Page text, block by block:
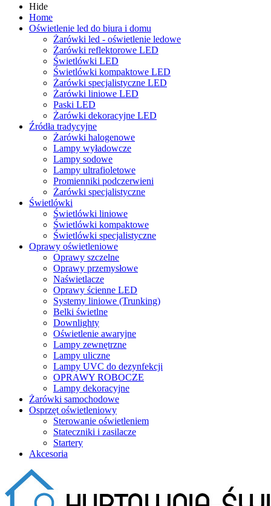
Hide
Home
Oświetlenie led do biura i domu
Żarówki led - oświetlenie ledowe
Żarówki reflektorowe LED
Świetlówki LED
Świetlówki kompaktowe LED
Żarówki specjalistyczne LED
Żarówki liniowe LED
Paski LED
Żarówki dekoracyjne LED
Źródła tradycyjne
Żarówki halogenowe
Lampy wyładowcze
Lampy sodowe
Lampy ultrafioletowe
Promienniki podczerwieni
Żarówki specjalistyczne
Świetlówki
Świetlówki liniowe
Świetlówki kompaktowe
Świetlówki specjalistyczne
Oprawy oświetleniowe
Oprawy szczelne
Oprawy przemysłowe
Naświetlacze
Oprawy ścienne LED
Systemy liniowe (Trunking)
Belki świetlne
Downlighty
Oświetlenie awaryjne
Lampy zewnętrzne
Lampy uliczne
Lampy UVC do dezynfekcji
OPRAWY ROBOCZE
Lampy dekoracyjne
Żarówki samochodowe
Osprzęt oświetleniowy
Sterowanie oświetleniem
Stateczniki i zasilacze
Startery
Akcesoria